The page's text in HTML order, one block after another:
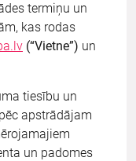
termiņu un
kas rodas
(“Vietne”) un
tiesību un
apstrādājam
un padomes